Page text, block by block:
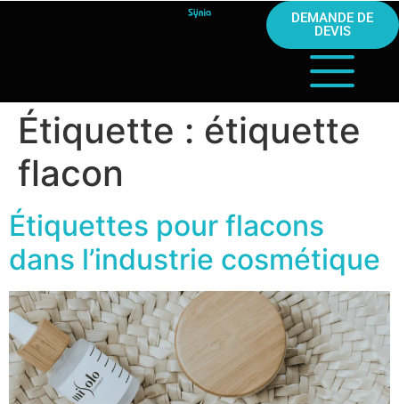
DEMANDE DE
DEVIS
Étiquette : étiquette
flacon
Étiquettes pour flacons
dans l’industrie cosmétique